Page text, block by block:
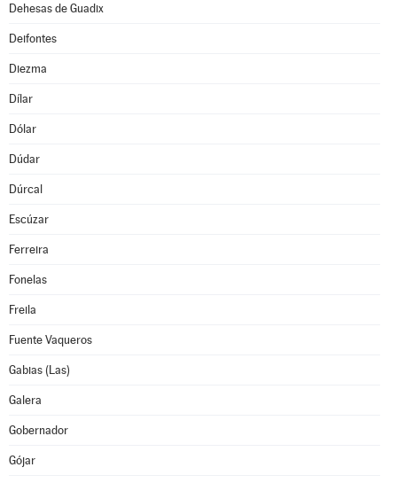
Dehesas de Guadix
Deifontes
Diezma
Dílar
Dólar
Dúdar
Dúrcal
Escúzar
Ferreira
Fonelas
Freila
Fuente Vaqueros
Gabias (Las)
Galera
Gobernador
Gójar